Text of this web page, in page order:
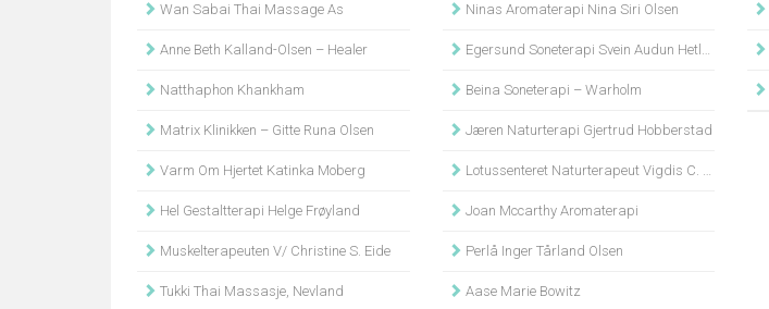
Wan Sabai Thai Massage As
Anne Beth Kalland-Olsen – Healer
Natthaphon Khankham
Matrix Klinikken – Gitte Runa Olsen
Varm Om Hjertet Katinka Moberg
Hel Gestaltterapi Helge Frøyland
Muskelterapeuten V/ Christine S. Eide
Tukki Thai Massasje, Nevland
Ninas Aromaterapi Nina Siri Olsen
Egersund Soneterapi Svein Audun Hetland
Beina Soneterapi – Warholm
Jæren Naturterapi Gjertrud Hobberstad
Lotussenteret Naturterapeut Vigdis C. Larsen
Joan Mccarthy Aromaterapi
Perlå Inger Tårland Olsen
Aase Marie Bowitz